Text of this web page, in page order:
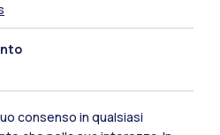
consenso in qualsiasi